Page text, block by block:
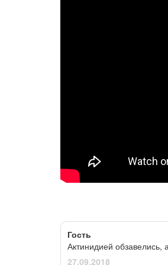
Гость
Актинидией обзавелись,
27.09.2018